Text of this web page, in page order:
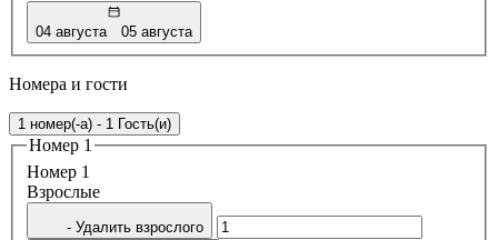
04 августа 05 августа
Номера и гости
1 номер(-а) - 1 Гость(и)
Номер 1
Номер 1
Bзрослые
- Удалить взрослого